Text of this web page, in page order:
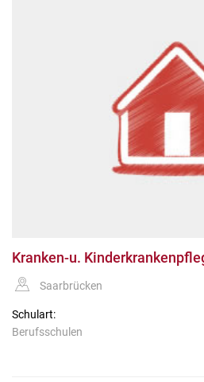
Kranken-u.
Saarbrücken
Schulart:
Berufsschulen